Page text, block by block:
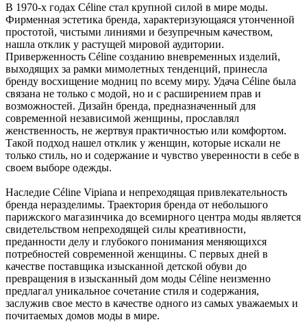
В 1970-х годах Céline стал крупной силой в мире моды.
Фирменная эстетика бренда, характеризующаяся утонченной
простотой, чистыми линиями и безупречным качеством,
нашла отклик у растущей мировой аудитории.
Приверженность Céline созданию вневременных изделий,
выходящих за рамки мимолетных тенденций, принесла
бренду восхищение модниц по всему миру. Удача Céline была
связана не только с модой, но и с расширением прав и
возможностей. Дизайн бренда, предназначенный для
современной независимой женщины, прославлял
женственность, не жертвуя практичностью или комфортом.
Такой подход нашел отклик у женщин, которые искали не
только стиль, но и содержание и чувство уверенности в себе в
своем выборе одежды.
Наследие Céline Vipiana и непреходящая привлекательность
бренда неразделимы. Траектория бренда от небольшого
парижского магазинчика до всемирного центра моды является
свидетельством непреходящей силы креативности,
преданности делу и глубокого понимания меняющихся
потребностей современной женщины. С первых дней в
качестве поставщика изысканной детской обуви до
превращения в изысканный дом моды Céline неизменно
предлагал уникальное сочетание стиля и содержания,
заслужив свое место в качестве одного из самых уважаемых и
почитаемых домов моды в мире.